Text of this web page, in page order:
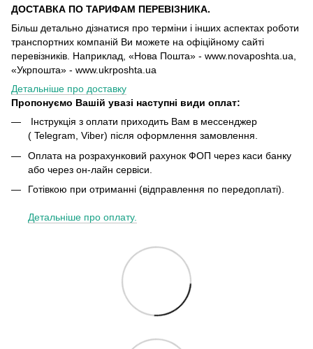
ДОСТАВКА ПО ТАРИФАМ ПЕРЕВІЗНИКА.
Більш детально дізнатися про терміни і інших аспектах роботи
транспортних компаній Ви можете на офіційному сайті
перевізників. Наприклад, «Нова Пошта» - www.novaposhta.ua,
«Укрпошта» - www.ukrposhta.ua
Детальніше про доставку
Пропонуємо Вашій увазі наступні види оплат:
Інструкція з оплати приходить Вам в мессенджер
( Telegram, Viber) після оформлення замовлення.
Оплата на розрахунковий рахунок ФОП через каси банку
або через он-лайн сервіси.
Готівкою при отриманні (відправлення по передоплаті).
Детальніше про оплату.